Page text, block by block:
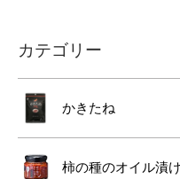
カテゴリー
かきたね
柿の種のオイル漬け